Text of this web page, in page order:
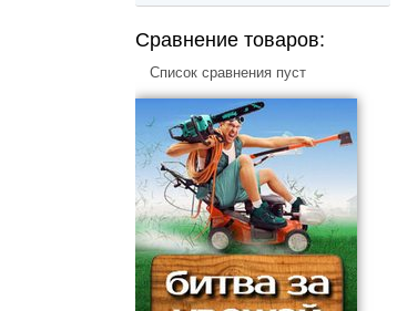
Сравнение товаров:
Список сравнения пуст